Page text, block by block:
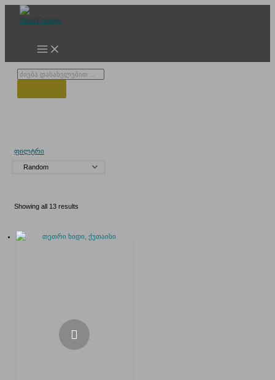
Products
ფილტრი
Showing all 13 results